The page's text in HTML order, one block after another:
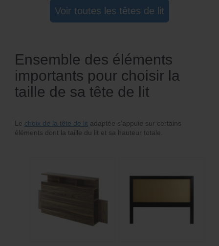
Voir toutes les têtes de lit
Ensemble des éléments
importants pour choisir la
taille de sa tête de lit
Le choix de la tête de lit adaptée s’appuie sur certains
éléments dont la taille du lit et sa hauteur totale.